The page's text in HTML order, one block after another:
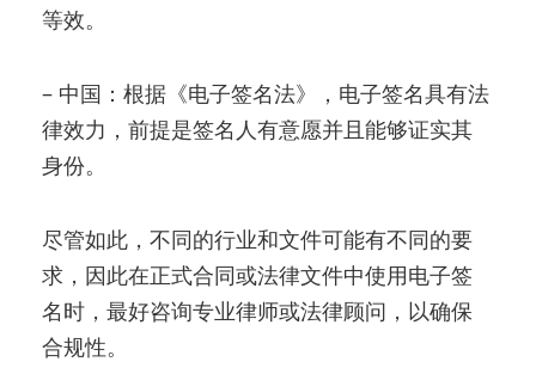
等效。
– 中国：根据《电子签名法》，电子签名具有法
律效力，前提是签名人有意愿并且能够证实其
身份。
尽管如此，不同的行业和文件可能有不同的要
求，因此在正式合同或法律文件中使用电子签
名时，最好咨询专业律师或法律顾问，以确保
合规性。